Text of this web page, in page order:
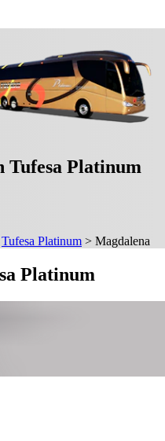
Tufesa Platinum
Tufesa Platinum > Magdalena
Platinum